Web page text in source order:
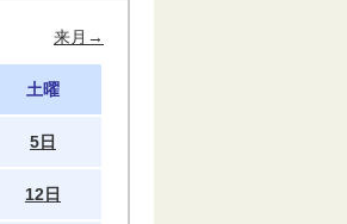
来月→
土曜
5日
12日